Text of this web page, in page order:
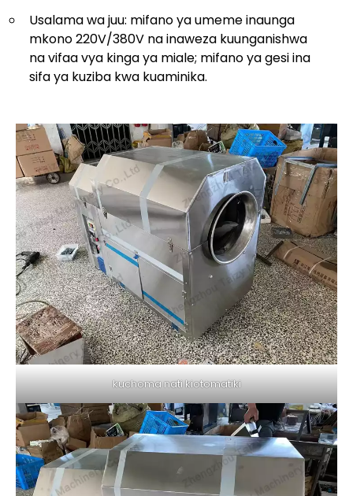
Usalama wa juu: mifano ya umeme inaunga
mkono 220V/380V na inaweza kuunganishwa
na vifaa vya kinga ya miale; mifano ya gesi ina
sifa ya kuziba kwa kuaminika.
kuchoma nati kiotomatiki